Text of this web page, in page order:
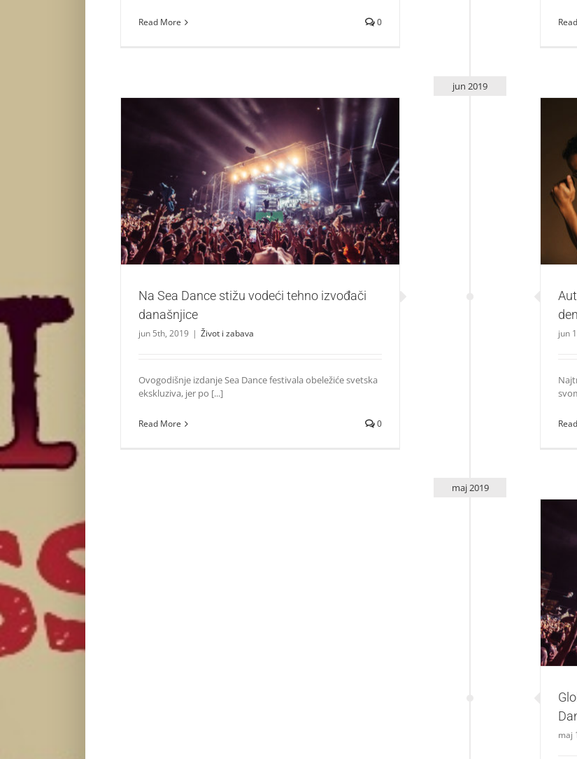
Read More 0
jun 2019
jun
Na Sea Dance stižu vodeći tehno izvođači današnjice
Život i zabava
Na Sea Dance stižu vodeći tehno izvođači
današnjice
jun 5th, 2019 | Život i zabava
Ovogodišnje izdanje Sea Dance festivala obeležiće svetska
ekskluziva, jer po [...]
Read More 0
maj 2019
maj